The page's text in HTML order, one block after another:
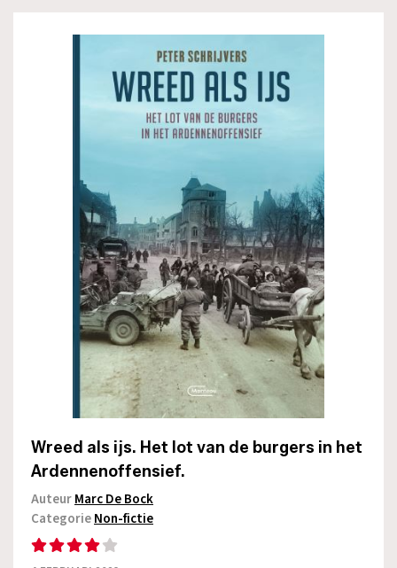
Wreed als ijs. Het lot van de burgers in het
Ardennenoffensief.
AuteurMarc De Bock
CategorieNon-fictie